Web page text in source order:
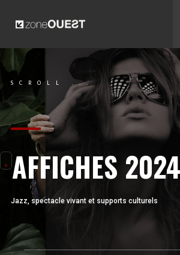
Affiches 2024 -
AFFICHES 2024
Jazz, spectacle vivant et supports culturels
SCROLL ...